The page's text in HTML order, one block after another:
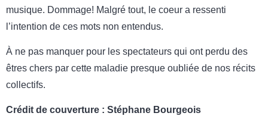
musique. Dommage! Malgré tout, le coeur a ressenti
l’intention de ces mots non entendus.
À ne pas manquer pour les spectateurs qui ont perdu des
êtres chers par cette maladie presque oubliée de nos récits
collectifs.
Crédit de couverture : Stéphane Bourgeois